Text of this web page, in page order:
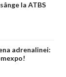
la ATBS
adrenalinei: